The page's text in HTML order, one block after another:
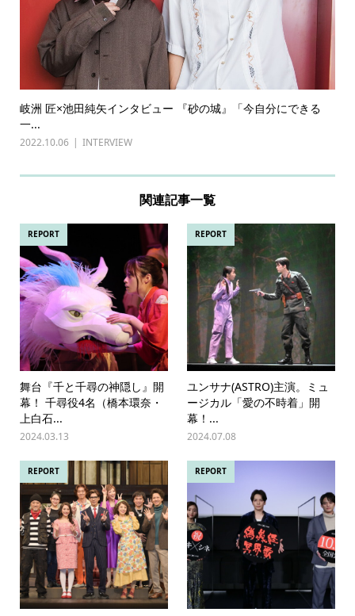
岐洲 匠×池田純矢インタビュー 『砂の城』「今自分にできる
一...
2022.10.06 INTERVIEW
関連記事一覧
REPORT
舞台『千と千尋の神隠し』開
幕！ 千尋役4名（橋本環奈・
上白石...
2024.03.13
REPORT
ユンサナ(ASTRO)主演。ミュ
ージカル「愛の不時着」開
幕！...
2024.07.08
REPORT REPORT